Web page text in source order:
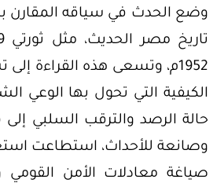
وضع الحدث في سياقه المقارن
1952م، وتسعى هذه القراءة
الكيفية التي تحول بها الوعي
حالة الرصد والترقب السلبي إلى
وصانعة للأحداث، استطاعت
صياغة معادلات الأمن القومي